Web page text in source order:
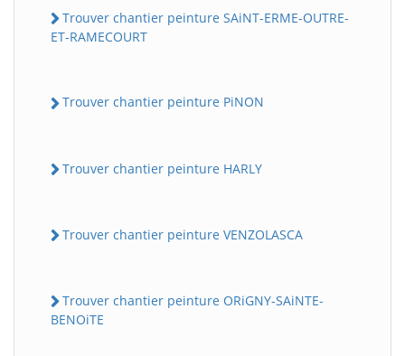
Trouver chantier peinture SAiNT-ERME-OUTRE-
ET-RAMECOURT
Trouver chantier peinture PiNON
Trouver chantier peinture HARLY
Trouver chantier peinture VENZOLASCA
Trouver chantier peinture ORiGNY-SAiNTE-
BENOiTE